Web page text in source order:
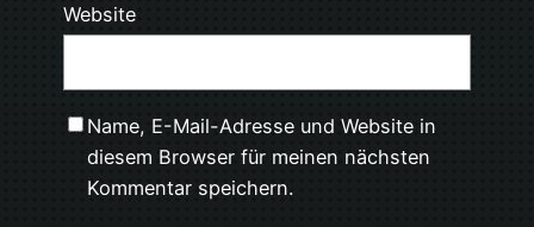
Website
Name, E-Mail-Adresse und Website in
diesem Browser für meinen nächsten
Kommentar speichern.